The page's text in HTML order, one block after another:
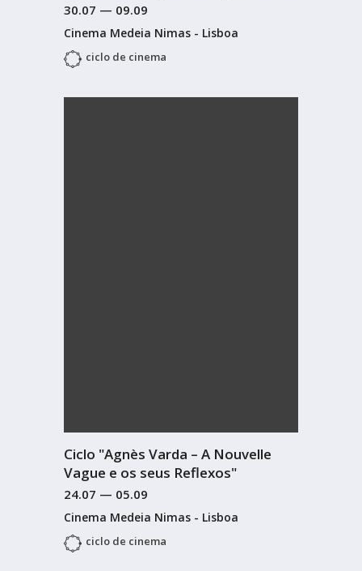
30.07 — 09.09
Cinema Medeia Nimas - Lisboa
ciclo de cinema
Ciclo "Agnès Varda – A Nouvelle
Vague e os seus Reflexos"
24.07 — 05.09
Cinema Medeia Nimas - Lisboa
ciclo de cinema